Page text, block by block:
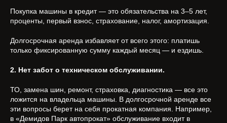
Покупка машины в кредит — это обязательства на 3–5 лет,
проценты, первый взнос, страхование, налог, амортизация.
Долгосрочная аренда избавляет от всего этого: платишь
только фиксированную сумму каждый месяц — и ездишь.
2. Нет забот о техническом обслуживании.
ТО, замена шин, ремонт, страховка, диагностика — все это
ложится на владельца машины. В долгосрочной аренде все
эти вопросы берет на себя прокатная компания. Например,
в «Демидов Парк автопрокат» обслуживание входит в